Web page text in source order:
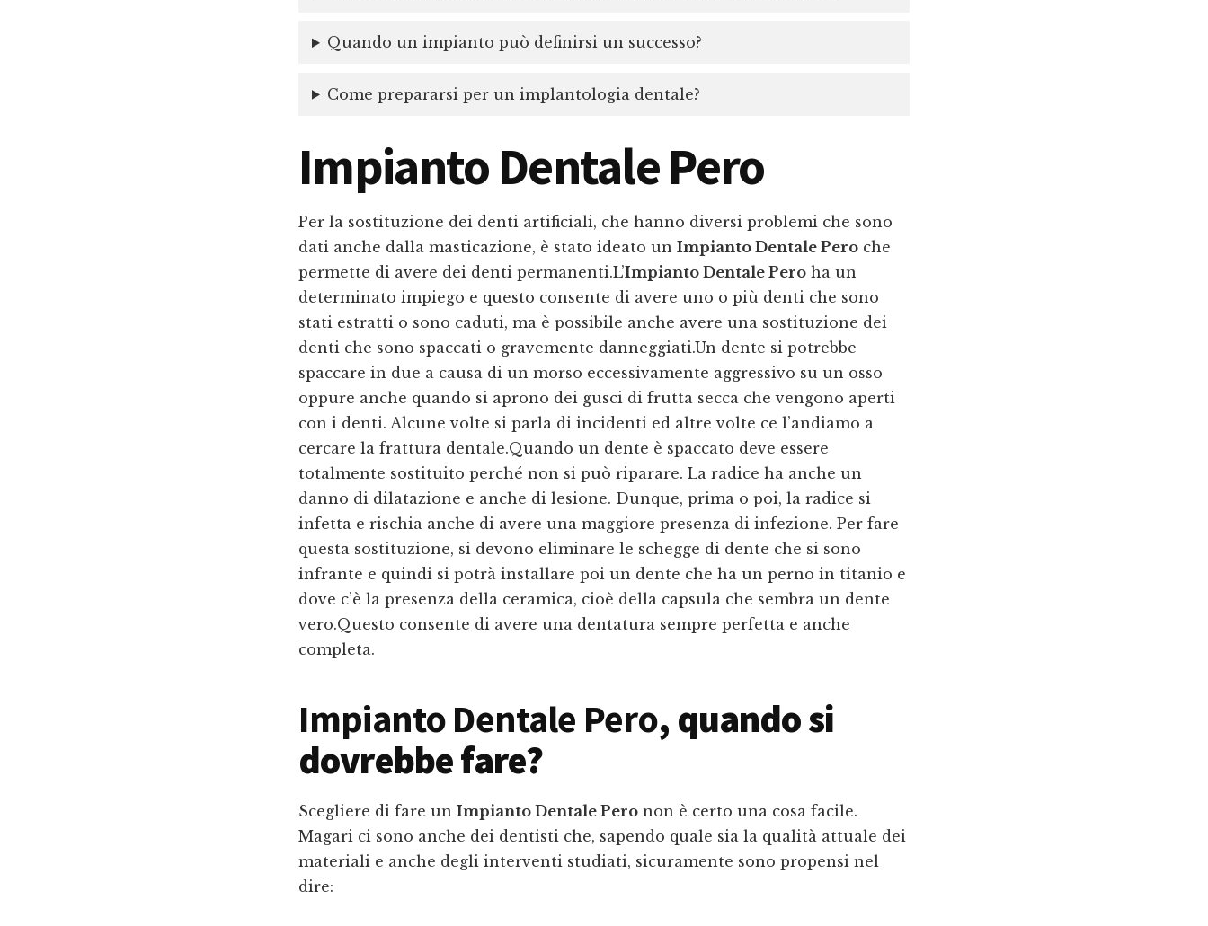
Quando un impianto può definirsi un successo?
Come prepararsi per un implantologia dentale?
Impianto Dentale Pero
Per la sostituzione dei denti artificiali, che hanno diversi problemi che sono
dati anche dalla masticazione, è stato ideato un Impianto Dentale Pero che
permette di avere dei denti permanenti.L’Impianto Dentale Pero ha un
determinato impiego e questo consente di avere uno o più denti che sono
stati estratti o sono caduti, ma è possibile anche avere una sostituzione dei
denti che sono spaccati o gravemente danneggiati.Un dente si potrebbe
spaccare in due a causa di un morso eccessivamente aggressivo su un osso
oppure anche quando si aprono dei gusci di frutta secca che vengono aperti
con i denti. Alcune volte si parla di incidenti ed altre volte ce l’andiamo a
cercare la frattura dentale.Quando un dente è spaccato deve essere
totalmente sostituito perché non si può riparare. La radice ha anche un
danno di dilatazione e anche di lesione. Dunque, prima o poi, la radice si
infetta e rischia anche di avere una maggiore presenza di infezione. Per fare
questa sostituzione, si devono eliminare le schegge di dente che si sono
infrante e quindi si potrà installare poi un dente che ha un perno in titanio e
dove c’è la presenza della ceramica, cioè della capsula che sembra un dente
vero.Questo consente di avere una dentatura sempre perfetta e anche
completa.
Impianto Dentale Pero, quando si
dovrebbe fare?
Scegliere di fare un Impianto Dentale Pero non è certo una cosa facile.
Magari ci sono anche dei dentisti che, sapendo quale sia la qualità attuale dei
materiali e anche degli interventi studiati, sicuramente sono propensi nel
dire: